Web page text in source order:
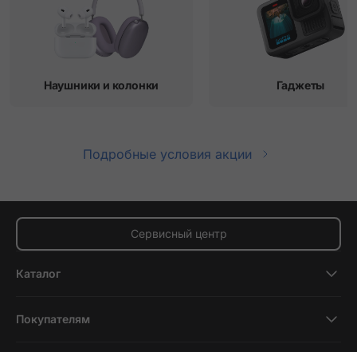
Наушники и колонки Гаджеты
Подробные условия акции
Сервисный центр
Каталог
Планшеты
Покупателям